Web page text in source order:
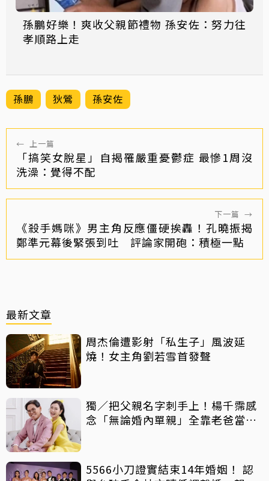
孫鵬好樂！爽收父親節禮物 孫安佐：努力往
孝順路上走
孫鵬 狄鶯 孫安佐
← 上一篇
「搞笑女脫星」自揭罹嚴重憂鬱症 最慘1周沒
洗澡：覺得不配
下一篇 →
《殺手媽咪》男主角反應僵硬挨轟！孔曉振揭
鄭準元幕後緊張到吐 評論家開砲：積極一點
最新文章
周杰倫遭影射「私生子」風波延
燒！女主角劉若雪首發聲
獨／把父親名字刺手上！楊千霈感
念「無論婚內單親」全靠老爸當後
5566小刀證實結束14年婚姻！ 認